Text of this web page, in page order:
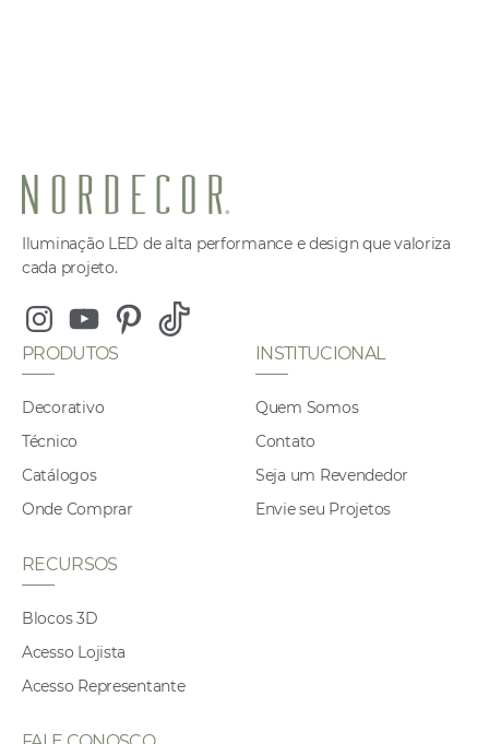
Iluminação LED de alta performance e design que valoriza
cada projeto.
InstagramYoutubePinterest
Tiktok
PRODUTOS
Decorativo
Técnico
Catálogos
Onde Comprar
INSTITUCIONAL
Quem Somos
Contato
Seja um Revendedor
Envie seu Projetos
RECURSOS
Blocos 3D
Acesso Lojista
Acesso Representante